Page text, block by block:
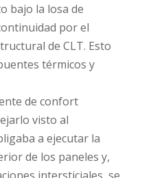
bajo la losa de
por el
de CLT. Esto
térmicos y
de confort
visto al
a ejecutar la
de los paneles y,